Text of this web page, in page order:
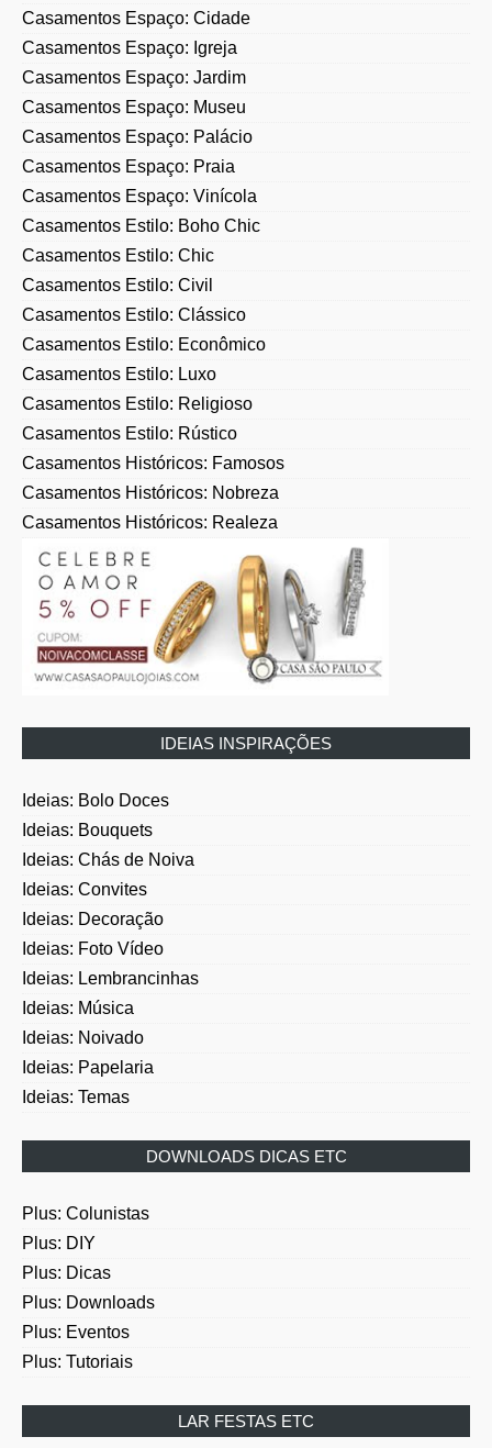
Casamentos Espaço: Igreja
Casamentos Espaço: Jardim
Casamentos Espaço: Museu
Casamentos Espaço: Palácio
Casamentos Espaço: Praia
Casamentos Espaço: Vinícola
Casamentos Estilo: Boho Chic
Casamentos Estilo: Chic
Casamentos Estilo: Civil
Casamentos Estilo: Clássico
Casamentos Estilo: Econômico
Casamentos Estilo: Luxo
Casamentos Estilo: Religioso
Casamentos Estilo: Rústico
Casamentos Históricos: Famosos
Casamentos Históricos: Nobreza
Casamentos Históricos: Realeza
Ideias: Bouquets
Ideias: Chás de Noiva
Ideias: Convites
Ideias: Decoração
Ideias: Foto Vídeo
Ideias: Lembrancinhas
Ideias: Música
Ideias: Noivado
Ideias: Papelaria
Ideias: Temas
Plus: DIY
Plus: Dicas
Plus: Downloads
Plus: Eventos
Plus: Tutoriais